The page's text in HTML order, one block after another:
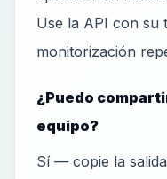
Use la API con su
monitorización
¿Puedo
equipo?
Sí — copie la